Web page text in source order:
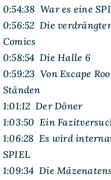
0:54:38 War es eine
0:56:52 Die
Comics
0:58:54 Die Halle 6
0:59:23 Von Escape
Ständen
1:01:12 Der Döner
1:03:50 Ein
1:06:28 Es wird
SPIEL
1:09:34 Die